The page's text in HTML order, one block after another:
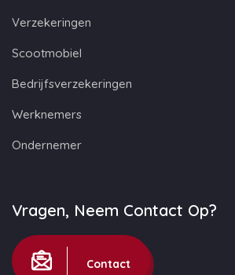
Verzekeringen
Scootmobiel
Bedrijfsverzekeringen
Werknemers
Ondernemer
Vragen, Neem Contact Op?
Contact